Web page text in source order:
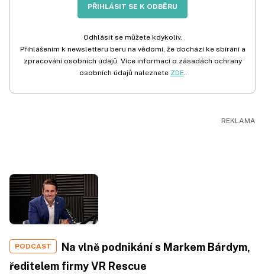
PŘIHLÁSIT SE K ODBĚRU
Odhlásit se můžete kdykoliv.
Přihlášením k newsletteru beru na vědomí, že dochází ke sbírání a
zpracování osobních údajů. Více informací o zásadách ochrany
osobních údajů naleznete ZDE.
PODCAST
Na vlně podnikání s Markem Bárdym,
ředitelem firmy VR Rescue